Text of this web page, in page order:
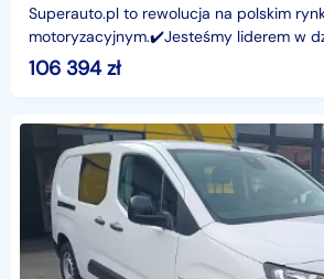
Superauto.pl to rewolucja na polskim
motoryzacyjnym.✔️Jesteśmy liderem w
oraz finansowania nowych samochodów
dostawczych or
106 394zł